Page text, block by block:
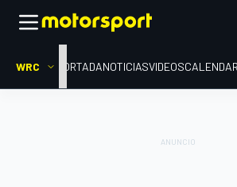
WRC PORTADANOTICIASVIDEOS